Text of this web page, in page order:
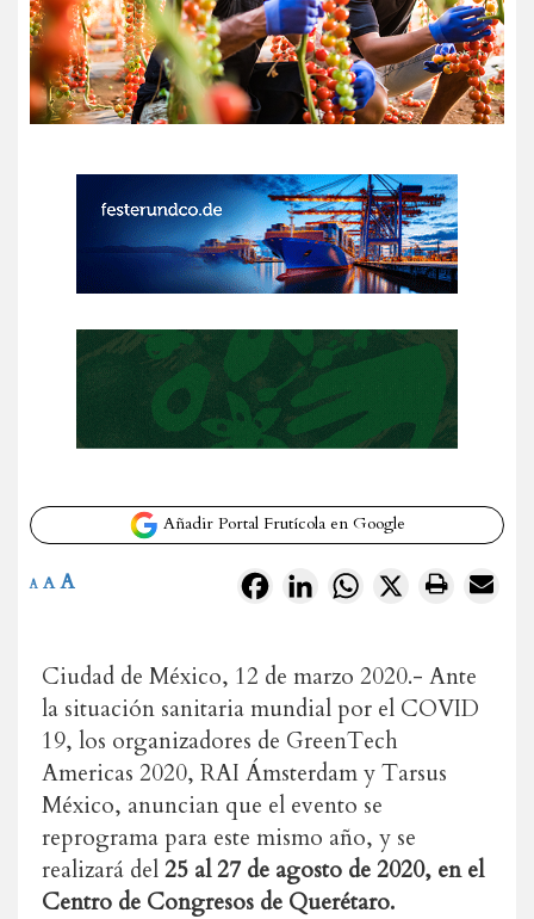
Añadir Portal Frutícola en Google
FacebookLinkedInWhatsApp
X
A A A
Ciudad de México, 12 de marzo 2020.- Ante
la situación sanitaria mundial por el COVID
19, los organizadores de GreenTech
Americas 2020, RAI Ámsterdam y Tarsus
México, anuncian que el evento se
reprograma para este mismo año, y se
realizará del25 al 27 de agosto de 2020, en el
Centro de Congresos de Querétaro.